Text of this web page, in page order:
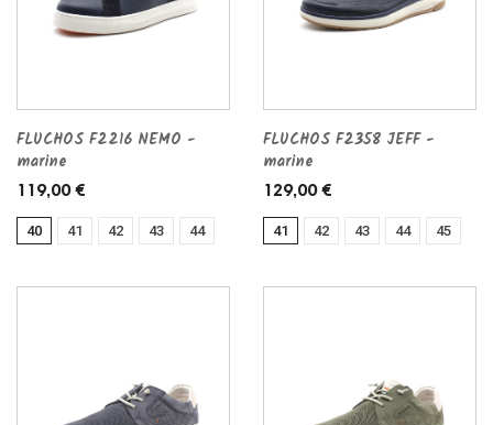
FLUCHOS F2216 NEMO -
marine
119,00 €
40 41 42 43 44
FLUCHOS F2358 JEFF -
marine
129,00 €
41 42 43 44 45